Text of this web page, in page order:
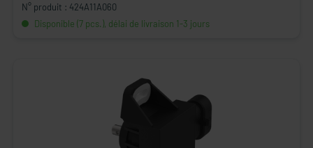
N° produit : 424A11A060
Disponible (7 pcs.), délai de livraison 1-3 jours